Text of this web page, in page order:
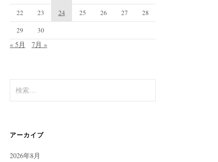
22
23 24 25 26 27
28
29
30
« 5月 7月 »
索:
アーカイブ
2026年8月